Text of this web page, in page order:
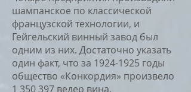
шампанское по классической
французской технологии, и
Гейгельский винный завод был
одним из них. Достаточно указать
один факт, что за 1924-1925 годы
общество «Конкордия» произвело
1 350 397 ведер вина.